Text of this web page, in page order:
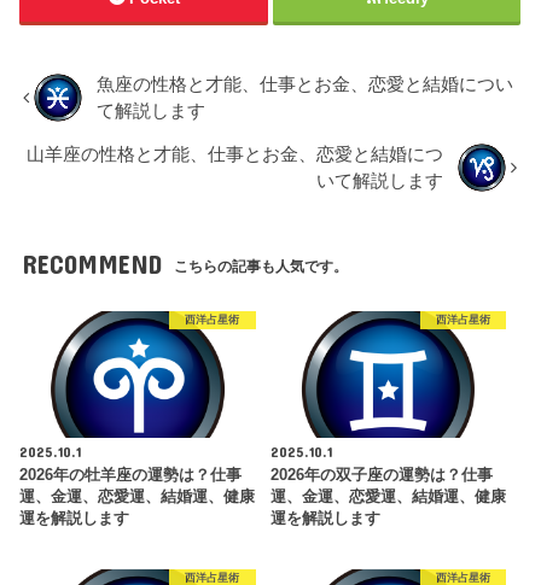
魚座の性格と才能、仕事とお金、恋愛と結婚につい
て解説します
山羊座の性格と才能、仕事とお金、恋愛と結婚につ
いて解説します
RECOMMEND こちらの記事も人気です。
西洋占星術
2025.10.1
2026年の牡羊座の運勢は？仕事
運、金運、恋愛運、結婚運、健康
運を解説します
西洋占星術
2025.10.1
2026年の双子座の運勢は？仕事
運、金運、恋愛運、結婚運、健康
運を解説します
西洋占星術 西洋占星術